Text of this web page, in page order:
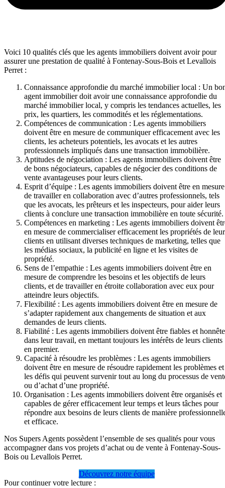
Voici 10 qualités clés que les agents immobiliers doivent avoir pour
assurer une prestation de qualité à Fontenay-Sous-Bois et Levallois
Perret :
Connaissance approfondie du marché immobilier local : Un
agent immobilier doit avoir une connaissance approfondie du
marché immobilier local, y compris les tendances actuelles, les
prix, les quartiers, les commodités et les réglementations.
Compétences de communication : Les agents immobiliers
doivent être en mesure de communiquer efficacement avec les
clients, les acheteurs potentiels, les avocats et les autres
professionnels impliqués dans une transaction immobilière.
Aptitudes de négociation : Les agents immobiliers doivent être
de bons négociateurs, capables de négocier des conditions de
vente avantageuses pour leurs clients.
Esprit d’équipe : Les agents immobiliers doivent être en mesure
de travailler en collaboration avec d’autres professionnels, tels
que les avocats, les prêteurs et les inspecteurs, pour aider leurs
clients à conclure une transaction immobilière en toute sécurité.
Compétences en marketing : Les agents immobiliers doivent
en mesure de commercialiser efficacement les propriétés de
clients en utilisant diverses techniques de marketing, telles que
les médias sociaux, la publicité en ligne et les visites de
propriété.
Sens de l’empathie : Les agents immobiliers doivent être en
mesure de comprendre les besoins et les objectifs de leurs
clients, et de travailler en étroite collaboration avec eux pour
atteindre leurs objectifs.
Flexibilité : Les agents immobiliers doivent être en mesure de
s’adapter rapidement aux changements de situation et aux
demandes de leurs clients.
Fiabilité : Les agents immobiliers doivent être fiables et
dans leur travail, en mettant toujours les intérêts de leurs clients
en premier.
Capacité à résoudre les problèmes : Les agents immobiliers
doivent être en mesure de résoudre rapidement les problèmes et
les défis qui peuvent survenir tout au long du processus de
ou d’achat d’une propriété.
Organisation : Les agents immobiliers doivent être organisés et
capables de gérer efficacement leur temps et leurs tâches pour
répondre aux besoins de leurs clients de manière
et efficace.
Nos Supers Agents possèdent l’ensemble de ses qualités pour vous
accompagner dans vos projets d’achat ou de vente à Fontenay-Sous-
Bois ou Levallois Perret.
Découvrez notre équipe
Pour continuer votre lecture :